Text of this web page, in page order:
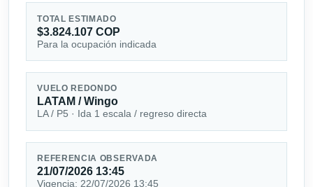
TOTAL ESTIMADO
$3.824.107 COP
Para la ocupación indicada
VUELO REDONDO
LATAM / Wingo
LA / P5 · Ida 1 escala / regreso directa
REFERENCIA OBSERVADA
21/07/2026 13:45
Vigencia: 22/07/2026 13:45